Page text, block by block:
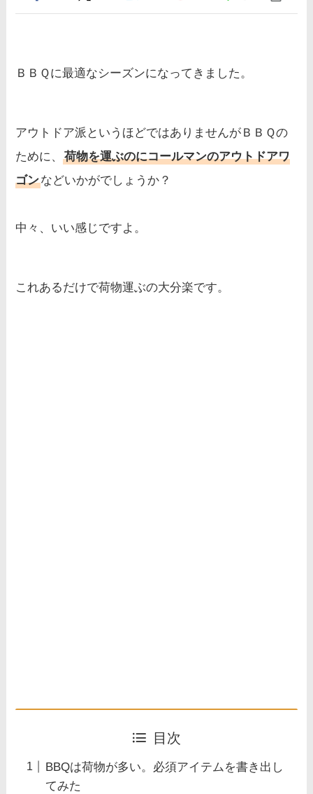
ＢＢＱに最適なシーズンになってきました。
アウトドア派というほどではありませんがＢＢＱの
ために、荷物を運ぶのにコールマンのアウトドアワ
ゴンなどいかがでしょうか？
中々、いい感じですよ。
これあるだけで荷物運ぶの大分楽です。
目次
BBQは荷物が多い。必須アイテムを書き出し
てみた